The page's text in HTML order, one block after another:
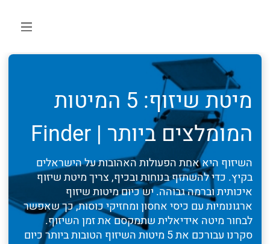
מיטת שיזוף: 5 המיטות
המומלצים ביותר | Finder
השיזוף היא אחת הפעולות האהובות על הישראלים
בקיץ. כדי להשתזף בנוחות ובכיף, צריך מיטת שיזוף
איכותית וברמה גבוהה. יש כיום מיטות שיזוף
ארגונומיות עם כיסי אחסון ומחזיקי כוסות, כך שאפשר
לבחור מיטה אידיאלית שתמקסם את זמן השיזוף.
סקרנו עבורכם את 5 מיטות השיזוף הטובות ביותר כיום